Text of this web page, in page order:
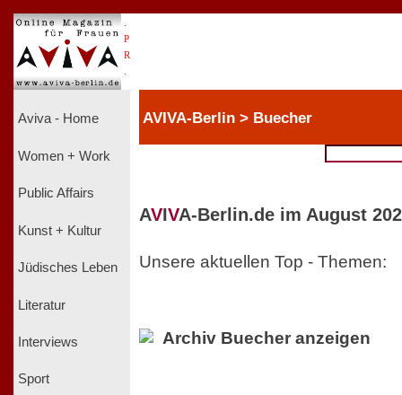
P
R
Aviva - Home
Women + Work
Public Affairs
Kunst + Kultur
Jüdisches Leben
Literatur
Interviews
Sport
AVIVA-Berlin > Buecher
AVIVA-Berlin.de im August
Unsere aktuellen Top - Themen:
Archiv Buecher anzeigen